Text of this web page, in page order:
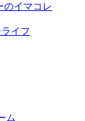
のイマコレ
イフ
ム